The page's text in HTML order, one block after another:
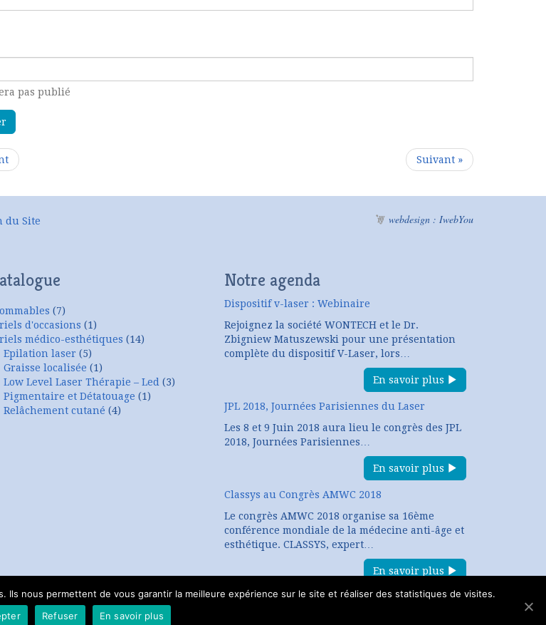
pas publié
Suivant »
du Site webdesign : IwebYou
(7)
d'occasions (1)
médico-esthétiques (14)
Epilation laser (5)
Graisse localisée (1)
Low Level Laser Thérapie – Led (3)
Pigmentaire et Détatouage (1)
Relâchement cutané (4)
Notre agenda
Dispositif v-laser : Webinaire
Rejoignez la société WONTECH et le Dr.
Zbigniew Matuszewski pour une présentation
complète du dispositif V-Laser, lors…
En savoir plus
JPL 2018, Journées Parisiennes du Laser
Les 8 et 9 Juin 2018 aura lieu le congrès des JPL
2018, Journées Parisiennes…
En savoir plus
Classys au Congrès AMWC 2018
Le congrès AMWC 2018 organise sa 16ème
conférence mondiale de la médecine anti-âge et
esthétique. CLASSYS, expert…
En savoir plus
www.lcdlasers.com - Tout droits réservés
Ils nous permettent de vous garantir la meilleure expérience sur le site et réaliser des statistiques de visites.
Refuser En savoir plus